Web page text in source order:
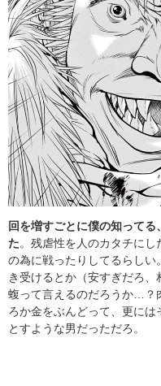
回を増すごとに僕の知って
た 。残虐性を人のカタチにし
の為に戦ったりしてるらしい
き受けるとか（安すぎだろ
蝮って言えるのだろうか…？
ろか金をぶんどって、更に
とすような男だっただろ。